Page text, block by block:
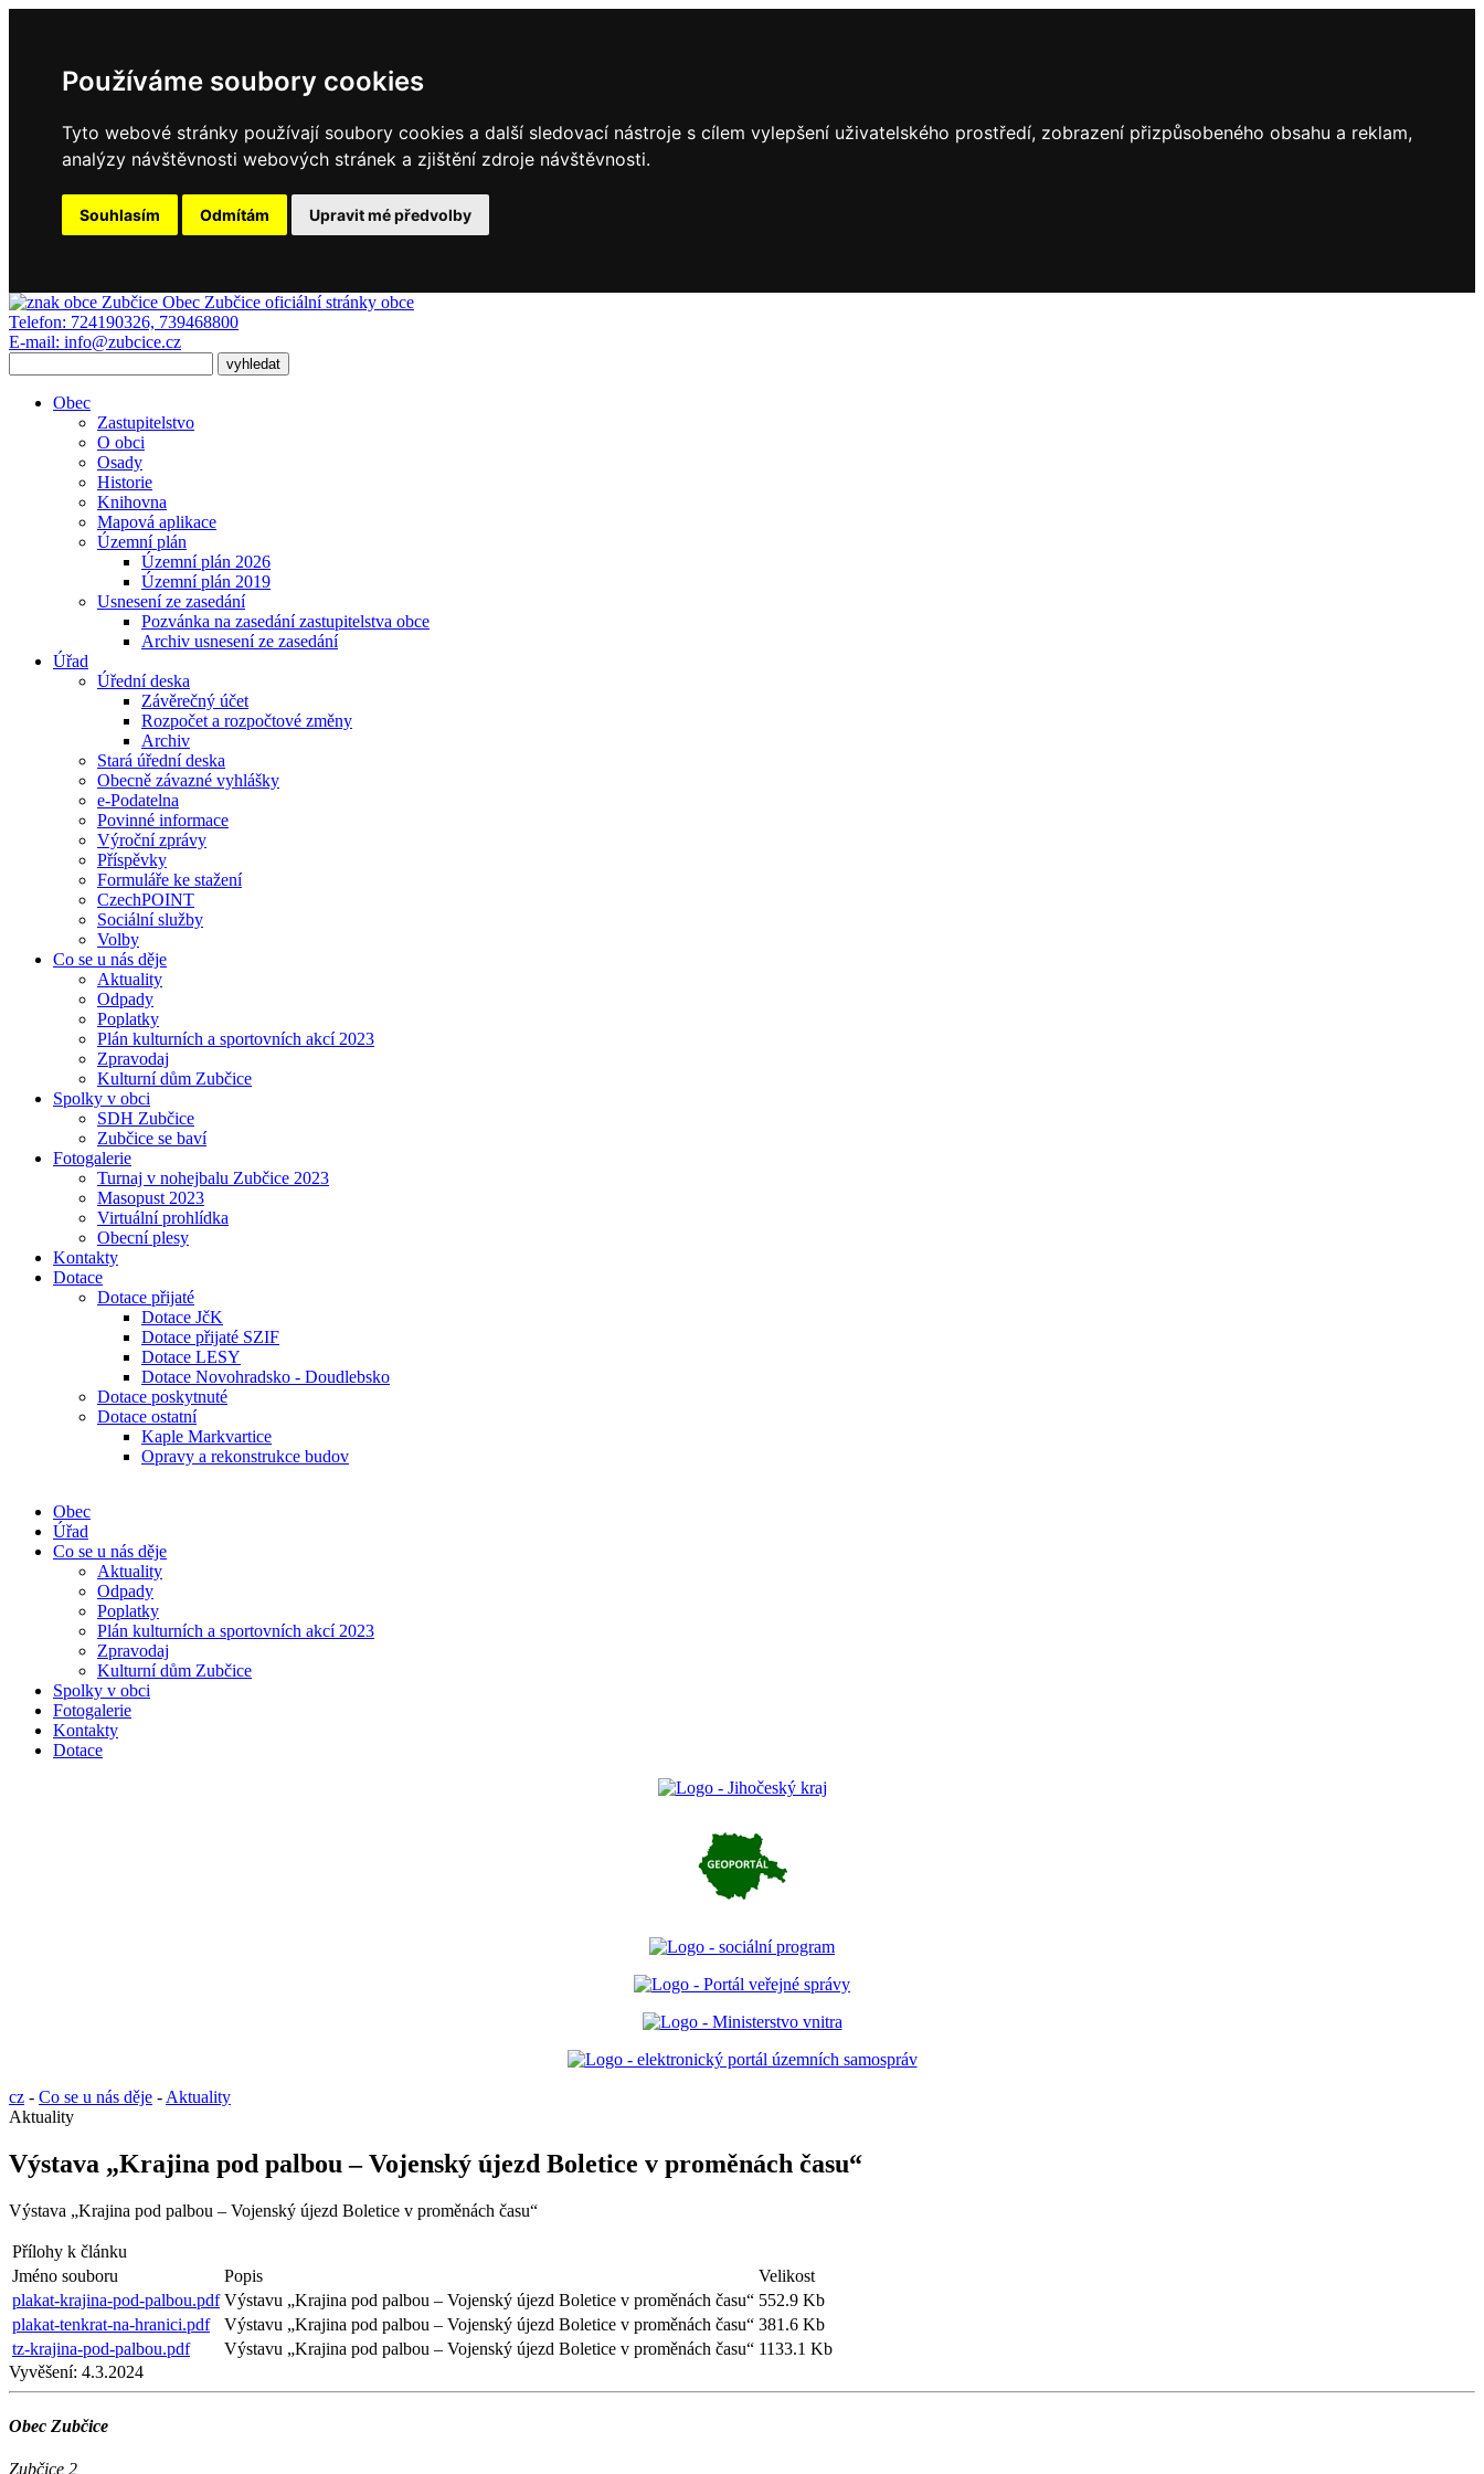
Používáme soubory cookies
Tyto webové stránky používají soubory cookies a další sledovací nástroje s cílem vylepšení uživatelského prostředí, zobrazení přizpůsobeného obsahu a reklam,
analýzy návštěvnosti webových stránek a zjištění zdroje návštěvnosti.
Souhlasím Odmítám Upravit mé předvolby
Obec Zubčice oficiální stránky obce
Telefon: 724190326, 739468800
E-mail: info@zubcice.cz
Obec
Zastupitelstvo
O obci
Osady
Historie
Knihovna
Mapová aplikace
Územní plán
Územní plán 2026
Územní plán 2019
Usnesení ze zasedání
Pozvánka na zasedání zastupitelstva obce
Archiv usnesení ze zasedání
Úřad
Úřední deska
Závěrečný účet
Rozpočet a rozpočtové změny
Archiv
Stará úřední deska
Obecně závazné vyhlášky
e-Podatelna
Povinné informace
Výroční zprávy
Příspěvky
Formuláře ke stažení
CzechPOINT
Sociální služby
Volby
Co se u nás děje
Aktuality
Odpady
Poplatky
Plán kulturních a sportovních akcí 2023
Zpravodaj
Kulturní dům Zubčice
Spolky v obci
SDH Zubčice
Zubčice se baví
Fotogalerie
Turnaj v nohejbalu Zubčice 2023
Masopust 2023
Virtuální prohlídka
Obecní plesy
Kontakty
Dotace
Dotace přijaté
Dotace JčK
Dotace přijaté SZIF
Dotace LESY
Dotace Novohradsko - Doudlebsko
Dotace poskytnuté
Dotace ostatní
Kaple Markvartice
Opravy a rekonstrukce budov
Obec
Úřad
Co se u nás děje
Aktuality
Odpady
Poplatky
Plán kulturních a sportovních akcí 2023
Zpravodaj
Kulturní dům Zubčice
Spolky v obci
Fotogalerie
Kontakty
Dotace
cz - Co se u nás děje - Aktuality
Aktuality
Výstava „Krajina pod palbou – Vojenský újezd Boletice v proměnách času“
Výstava „Krajina pod palbou – Vojenský újezd Boletice v proměnách času“
Přílohy k článku
Jméno souboru
Popis
Velikost
plakat-krajina-pod-palbou.pdf Výstavu „Krajina pod palbou – Vojenský újezd Boletice v proměnách času“ 552.9 Kb
plakat-tenkrat-na-hranici.pdf
Výstavu „Krajina pod palbou – Vojenský újezd Boletice v proměnách času“ 381.6 Kb
tz-krajina-pod-palbou.pdf
Výstavu „Krajina pod palbou – Vojenský újezd Boletice v proměnách času“ 1133.1 Kb
Vyvěšení: 4.3.2024
Obec Zubčice
Zubčice 2